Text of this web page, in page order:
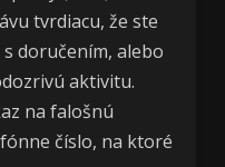
tvrdiacu, že ste
doručením, alebo
aktivitu.
na falošnú
číslo, na ktoré